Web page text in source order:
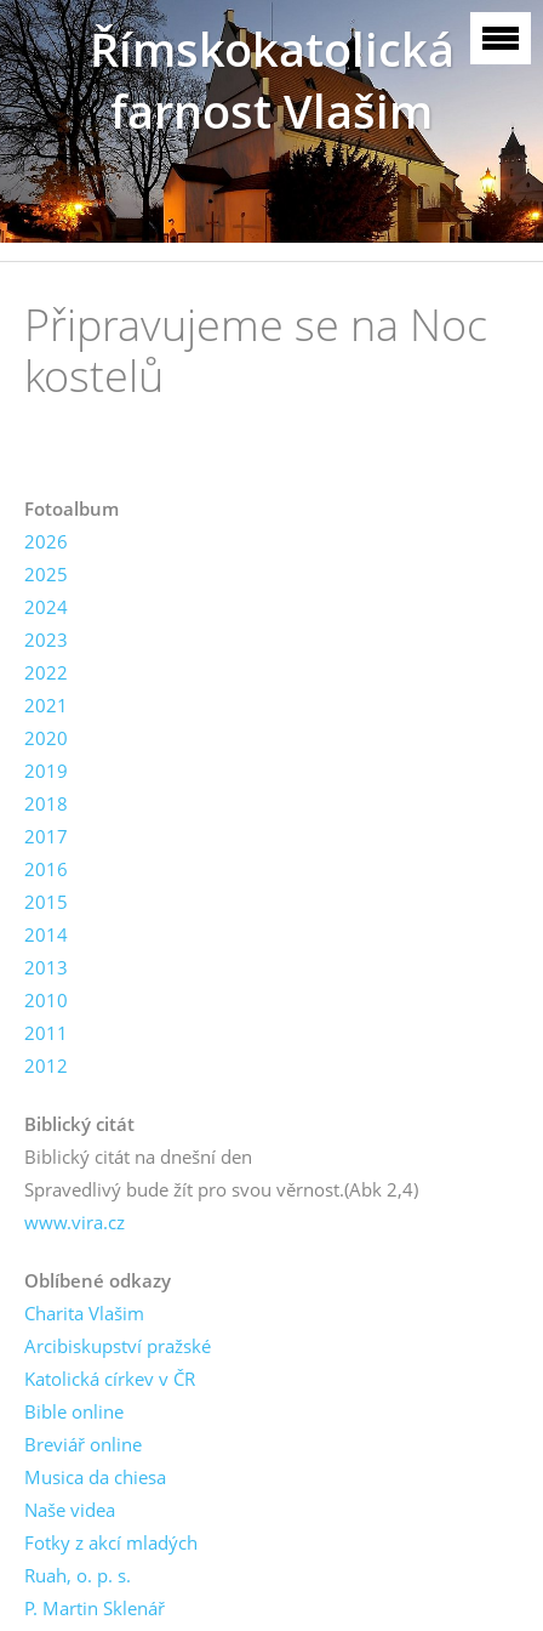
Římskokatolická
farnost Vlašim
Připravujeme se na Noc
kostelů
Fotoalbum
2026
2025
2024
2023
2022
2021
2020
2019
2018
2017
2016
2015
2014
2013
2010
2011
2012
Biblický citát
Biblický citát na dnešní den
Spravedlivý bude žít pro svou věrnost.(Abk 2,4)
www.vira.cz
Oblíbené odkazy
Charita Vlašim
Arcibiskupství pražské
Katolická církev v ČR
Bible online
Breviář online
Musica da chiesa
Naše videa
Fotky z akcí mladých
Ruah, o. p. s.
P. Martin Sklenář